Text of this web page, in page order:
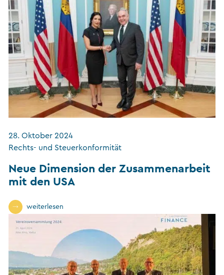
28. Oktober 2024
Rechts- und Steuerkonformität
Neue Dimension der Zusammenarbeit
mit den USA
weiterlesen